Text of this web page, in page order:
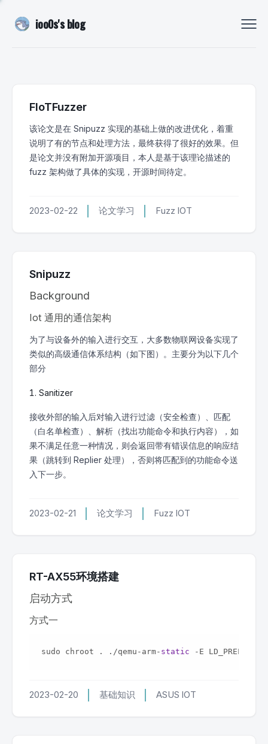
ioo0s's blog
FIoTFuzzer
该论文是在 Snipuzz 实现的基础上做的改进优化，着重
说明了有的节点和处理方法，最终获得了很好的效果。但
是论文并没有附加开源项目，本人是基于该理论描述的
fuzz 架构做了具体的实现，开源时间待定。
2023-02-22 论文学习 Fuzz IOT
Snipuzz
Background
Iot 通用的通信架构
为了与设备外的输入进行交互，大多数物联网设备实现了
类似的高级通信体系结构（如下图）。主要分为以下几个
部分
Sanitizer
接收外部的输入后对输入进行过滤（安全检查）、匹配
（白名单检查）、解析（找出功能命令和执行内容），如
果不满足任意一种情况，则会返回带有错误信息的响应结
果（跳转到 Replier 处理），否则将匹配到的功能命令送
入下一步。
2023-02-21 论文学习 Fuzz IOT
RT-AX55环境搭建
启动方式
方式一
sudo chroot . ./qemu-arm- static -E LD_PRELOAD=
2023-02-20 基础知识 ASUS IOT